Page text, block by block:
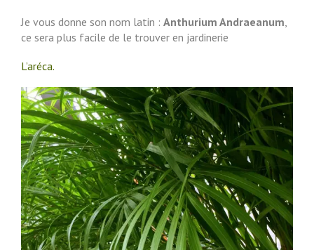
Je vous donne son nom latin : Anthurium Andraeanum
ce sera plus facile de le trouver en jardinerie
L’aréca.